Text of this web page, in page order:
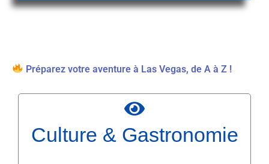
Préparez votre aventure à Las Vegas, de A à Z !
Culture & Gastronomie